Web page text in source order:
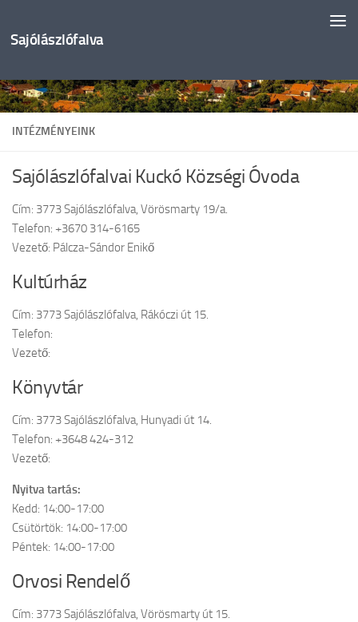
Sajólászlófalva
INTÉZMÉNYEINK
Sajólászlófalvai Kuckó Községi Óvoda
Cím: 3773 Sajólászlófalva, Vörösmarty 19/a.
Telefon: +3670 314-6165
Vezető: Pálcza-Sándor Enikő
Kultúrház
Cím: 3773 Sajólászlófalva, Rákóczi út 15.
Telefon:
Vezető:
Könyvtár
Cím: 3773 Sajólászlófalva, Hunyadi út 14.
Telefon: +3648 424-312
Vezető:
Nyitva tartás:
Kedd: 14:00-17:00
Csütörtök: 14:00-17:00
Péntek: 14:00-17:00
Orvosi Rendelő
Cím: 3773 Sajólászlófalva, Vörösmarty út 15.